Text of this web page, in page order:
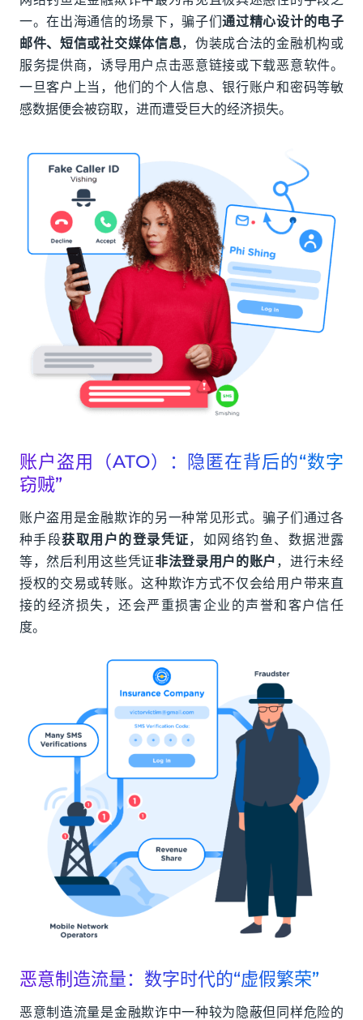
一。在出海通信的场景下，骗子们通过精心设计的电子
邮件、短信或社交媒体信息，伪装成合法的金融机构或
服务提供商，诱导用户点击恶意链接或下载恶意软件。
一旦客户上当，他们的个人信息、银行账户和密码等敏
感数据便会被窃取，进而遭受巨大的经济损失。
账户盗用（ATO）：隐匿在背后的“数字
窃贼”
账户盗用是金融欺诈的另一种常见形式。骗子们通过各
种手段获取用户的登录凭证，如网络钓鱼、数据泄露
等，然后利用这些凭证非法登录用户的账户，进行未经
授权的交易或转账。这种欺诈方式不仅会给用户带来直
接的经济损失，还会严重损害企业的声誉和客户信任
度。
恶意制造流量：数字时代的“虚假繁荣”
恶意制造流量是金融欺诈中一种较为隐蔽但同样危险的